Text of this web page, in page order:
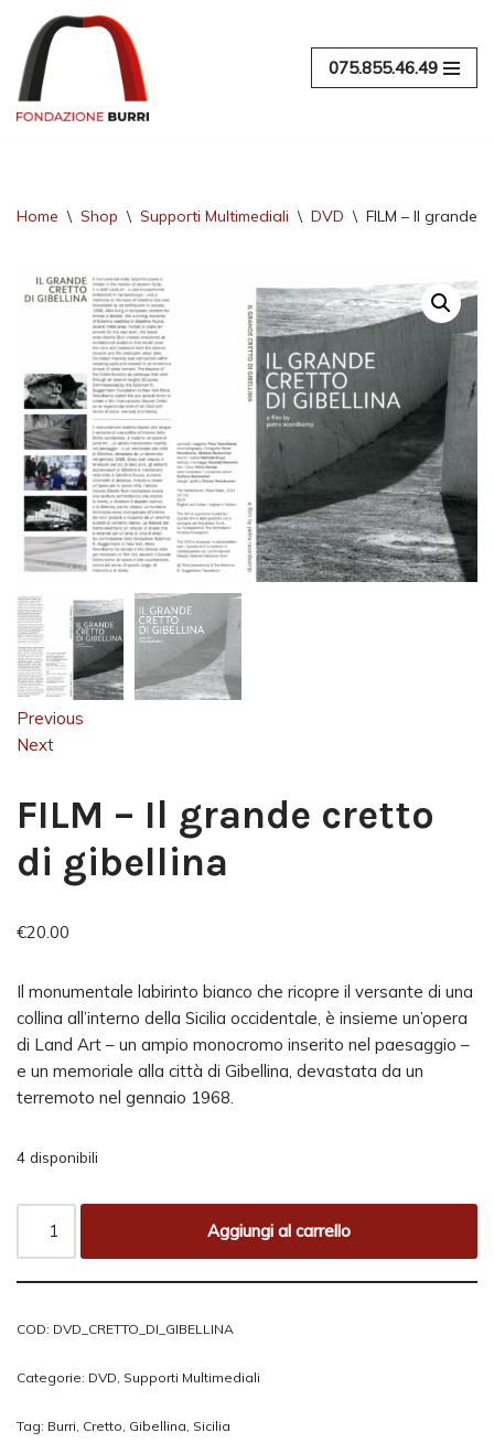
Vai
al
contenuto
075.855.46.49
Home \ Shop \ Supporti Multimediali \ DVD \ FILM – Il grande
Previous
Next
FILM – Il grande cretto
di gibellina
€20.00
Il monumentale labirinto bianco che ricopre il versante di una
collina all’interno della Sicilia occidentale, è insieme un’opera
di Land Art – un ampio monocromo inserito nel paesaggio –
e un memoriale alla città di Gibellina, devastata da un
terremoto nel gennaio 1968.
4 disponibili
Aggiungi al carrello
COD: DVD_CRETTO_DI_GIBELLINA
Categorie: DVD Supporti Multimediali
Tag: Burri Cretto Gibellina Sicilia